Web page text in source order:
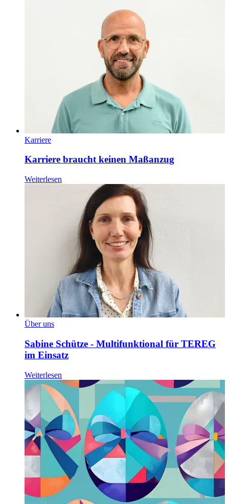
Karriere
Karriere braucht keinen Maßanzug
Weiterlesen
Über uns
Sabine Schütze - Multifunktional für TEREG
im Einsatz
Weiterlesen